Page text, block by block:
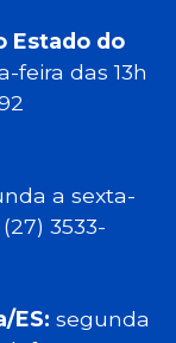
Estado do
feira das 13h
a sexta-
3533-
ES: segunda